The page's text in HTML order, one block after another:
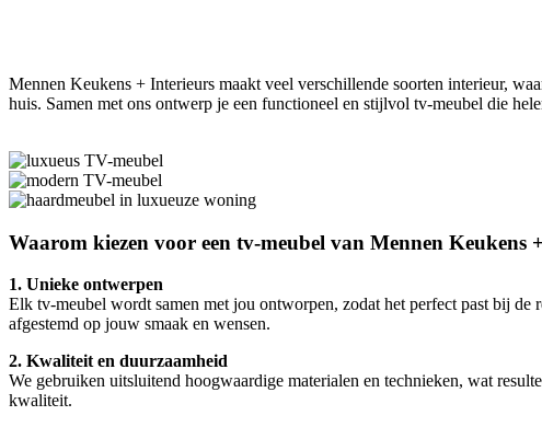
Mennen Keukens + Interieurs maakt veel verschillende soorten interieur,
huis. Samen met ons ontwerp je een functioneel en stijlvol tv-meubel die
Waarom kiezen voor een tv-meubel van Mennen Keukens
1. Unieke ontwerpen
Elk tv-meubel wordt samen met jou ontworpen, zodat het perfect past bij de
afgestemd op jouw smaak en wensen.
2. Kwaliteit en duurzaamheid
We gebruiken uitsluitend hoogwaardige materialen en technieken, wat
kwaliteit.